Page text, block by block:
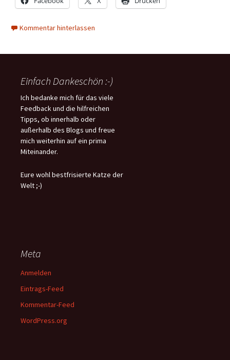
Kommentar hinterlassen
Einfach Dankeschön :-)
Ich bedanke mich für das viele
Feedback und die hilfreichen
Tipps, ob innerhalb oder
außerhalb des Blogs und freue
mich weiterhin auf ein prima
Miteinander.
Eure wohl bestfrisierte Katze der
Welt ;-)
Meta
Anmelden
Eintrags-Feed
Kommentar-Feed
WordPress.org